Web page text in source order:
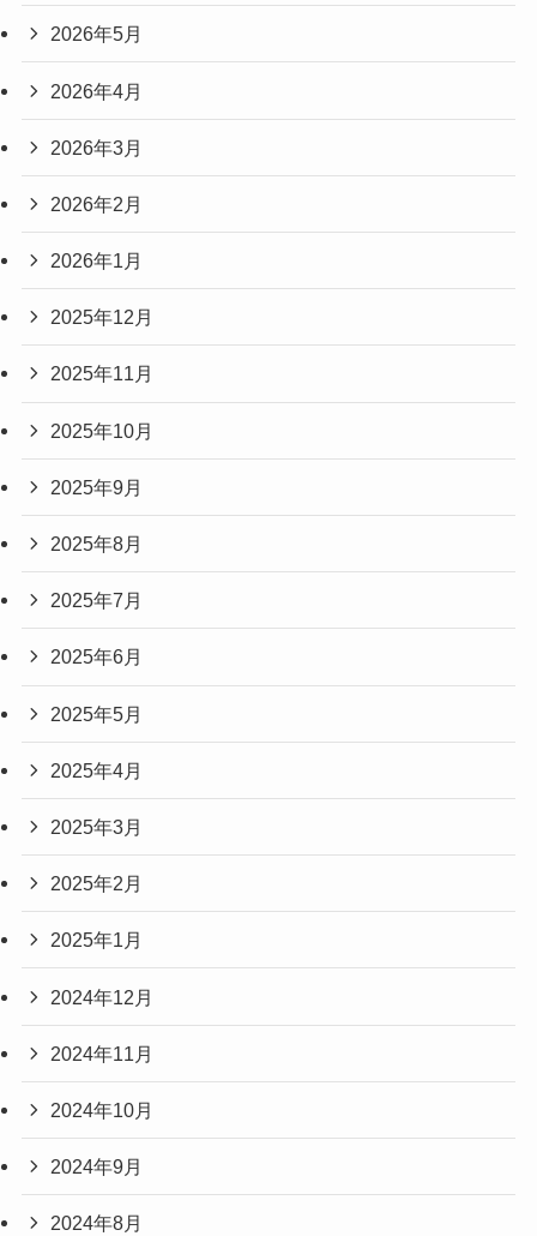
2026年5月
2026年4月
2026年3月
2026年2月
2026年1月
2025年12月
2025年11月
2025年10月
2025年9月
2025年8月
2025年7月
2025年6月
2025年5月
2025年4月
2025年3月
2025年2月
2025年1月
2024年12月
2024年11月
2024年10月
2024年9月
2024年8月